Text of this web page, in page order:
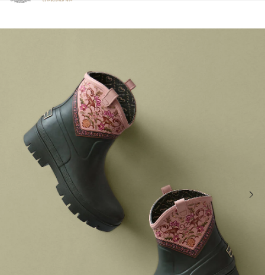
Clicca per visualizzare la nostra Dichiarazione di Accessibilità